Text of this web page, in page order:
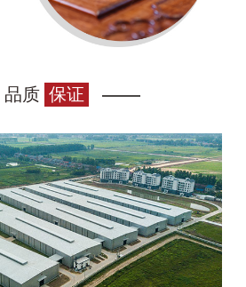
品质 保证